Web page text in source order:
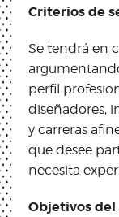
Criterios de
Se tendrá en
perfil
diseñadores,
y carreras
que desee
necesita
Objetivos